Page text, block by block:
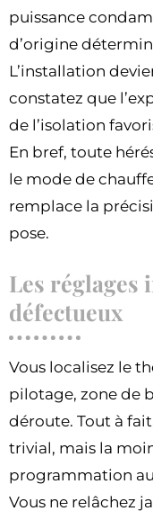
puissance
d’origine
L’installation
constatez que
de l’isolation
En bref, toute
le mode de
remplace la
pose.
Les réglages
défectueux
Vous localisez le
pilotage, zone de
déroute. Tout à
trivial, mais la
programmation
Vous ne relâchez